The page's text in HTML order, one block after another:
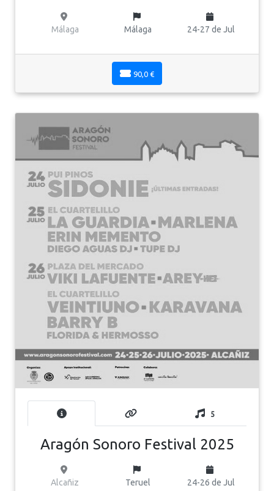
Málaga Málaga 24-27 de Jul
90,0 €
5
Aragón Sonoro Festival 2025
Alcañiz Teruel 24-26 de Jul